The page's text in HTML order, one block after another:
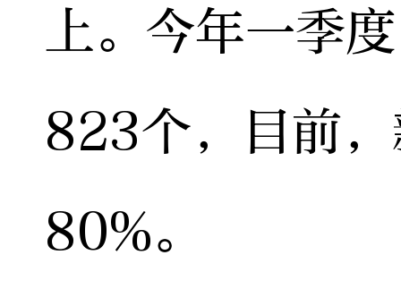
上。今年一季
823个，目前
80%。